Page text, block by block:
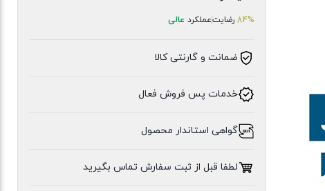
ایلیا
84% رضایتعملکرد عالی
ضمانت و گارنتی کالا
خدمات پس فروش فعال
گواهی استاندار محصول
لطفا قبل از ثبت سفارش تماس بگیرید